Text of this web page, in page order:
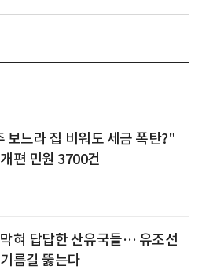
보느라 집 비워도 세금 폭탄?"
편 민원 3700건
혀 답답한 산유국들… 유조선
름길 뚫는다